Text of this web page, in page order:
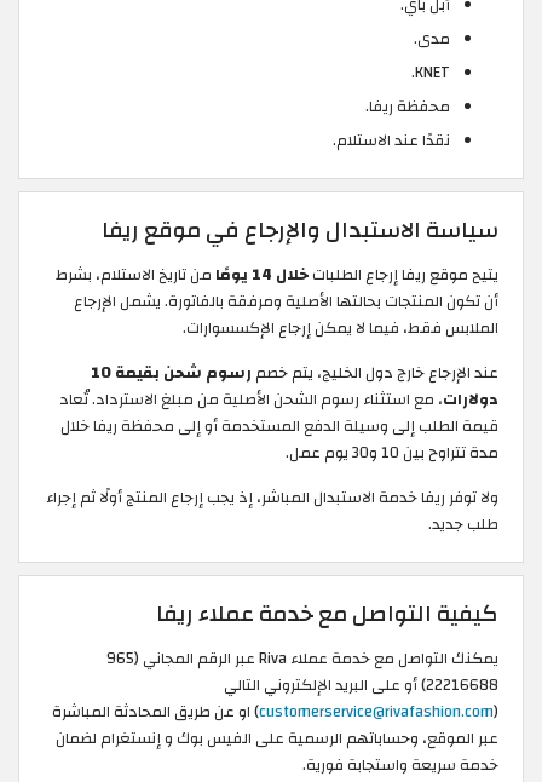
مدى.
KNET.
محفظة ريفا.
نقدًا عند الاستلام.
سياسة الاستبدال والإرجاع في موقع ريفا
يتيح موقع ريفا إرجاع الطلباتخلال 14 يومًا
من تاريخ الاستلام، بشرط
أن تكون المنتجات بحالتها الأصلية ومرفقة بالفاتورة. يشمل الإرجاع
الملابس فقط، فيما لا يمكن إرجاع الإكسسوارات.
عند الإرجاع خارج دول الخليج، يتم خصم
رسوم شحن بقيمة 10
دولارات، مع استثناء رسوم الشحن الأصلية من مبلغ الاسترداد. تُعاد
قيمة الطلب إلى وسيلة الدفع المستخدمة أو إلى محفظة ريفا خلال
مدة تتراوح بين 10 و30 يوم عمل.
ولا توفر ريفا خدمة الاستبدال المباشر، إذ يجب إرجاع المنتج أولًا ثم إجراء
طلب جديد.
كيفية التواصل مع خدمة عملاء ريفا
يمكنك التواصل مع خدمة عملاء Riva عبر الرقم المجاني (965
22216688‬) أو على البريد الإلكتروني التالي
(
customerservice@rivafashion.com) او عن طريق المحادثة المباشرة
عبر الموقع، وحساباتهم الرسمية على الفيس بوك و إنستغرام لضمان
خدمة سريعة واستجابة فورية.